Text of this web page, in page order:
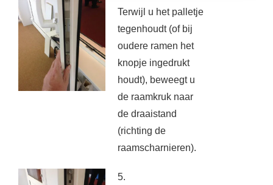
Terwijl u het palletje
tegenhoudt (of bij
oudere ramen het
knopje ingedrukt
houdt), beweegt u
de raamkruk naar
de draaistand
(richting de
raamscharnieren).
5.